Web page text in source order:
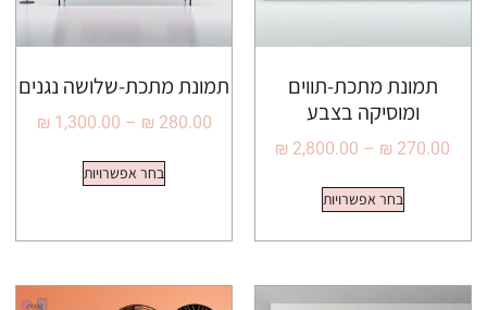
תמונת מתכת-תווים
ומוסיקה בצבע
₪ 270.00
–
₪ 2,800.00
בחר אפשרויות
תמונת מתכת-שלושה נגנים
₪ 280.00
–
₪ 1,300.00
בחר אפשרויות